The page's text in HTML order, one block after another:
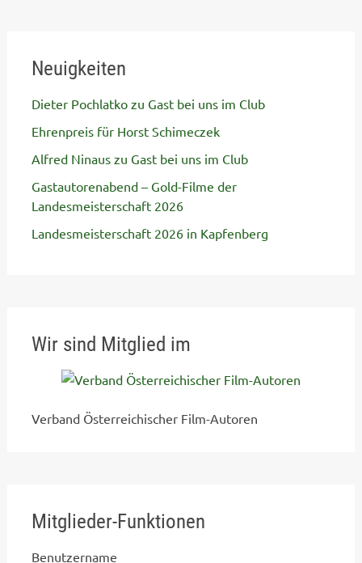
Neuigkeiten
Dieter Pochlatko zu Gast bei uns im Club
Ehrenpreis für Horst Schimeczek
Alfred Ninaus zu Gast bei uns im Club
Gastautorenabend – Gold-Filme der
Landesmeisterschaft 2026
Landesmeisterschaft 2026 in Kapfenberg
Wir sind Mitglied im
Verband Österreichischer Film-Autoren
Mitglieder-Funktionen
Benutzername